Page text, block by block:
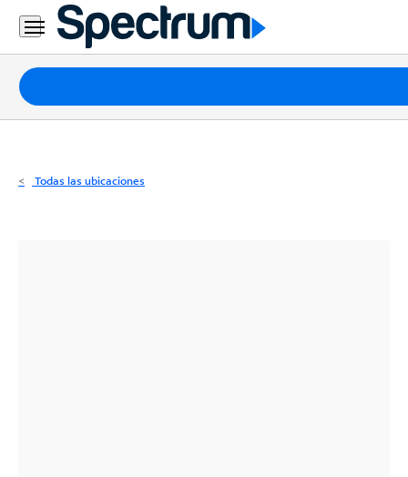
Residencial
Business
Paquetes
Internet
Todas las ubicaciones